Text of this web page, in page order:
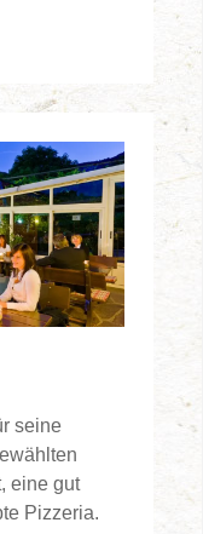
seine
eine gut
Pizzeria.